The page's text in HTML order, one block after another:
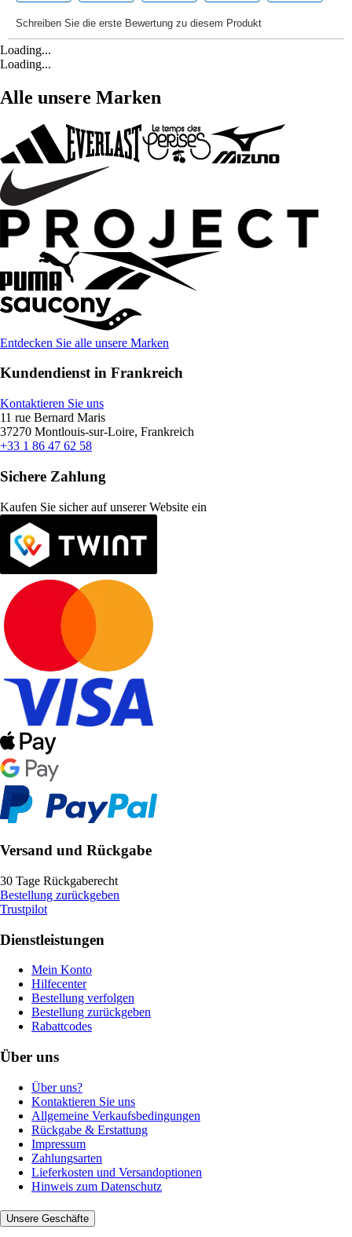
Loading...
Loading...
Alle unsere Marken
Entdecken Sie alle unsere Marken
Kundendienst in Frankreich
Kontaktieren Sie uns
11 rue Bernard Maris
37270 Montlouis-sur-Loire, Frankreich
+33 1 86 47 62 58
Sichere Zahlung
Kaufen Sie sicher auf unserer Website ein
Versand und Rückgabe
30 Tage Rückgaberecht
Bestellung zurückgeben
Trustpilot
Dienstleistungen
Mein Konto
Hilfecenter
Bestellung verfolgen
Bestellung zurückgeben
Rabattcodes
Über uns
Über uns?
Kontaktieren Sie uns
Allgemeine Verkaufsbedingungen
Rückgabe & Erstattung
Impressum
Zahlungsarten
Lieferkosten und Versandoptionen
Hinweis zum Datenschutz
Unsere Geschäfte